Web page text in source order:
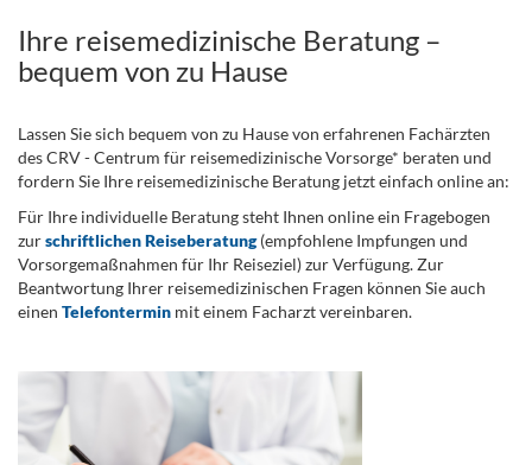
Ihre reisemedizinische Beratung –
bequem von zu Hause
Lassen Sie sich bequem von zu Hause von erfahrenen Fachärzten
des CRV - Centrum für reisemedizinische Vorsorge* beraten und
fordern Sie Ihre reisemedizinische Beratung jetzt einfach online an:
Für Ihre individuelle Beratung steht Ihnen online ein Fragebogen
zurschriftlichen Reiseberatung(empfohlene Impfungen und
Vorsorgemaßnahmen für Ihr Reiseziel) zur Verfügung. Zur
Beantwortung Ihrer reisemedizinischen Fragen können Sie auch
einen Telefontermin mit einem Facharzt vereinbaren.